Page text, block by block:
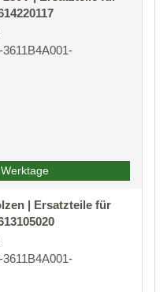
| Ersatzteile für